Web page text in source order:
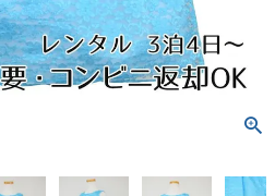
アクセサリー
音楽雑貨
3歳・5歳・7歳の晴れの日